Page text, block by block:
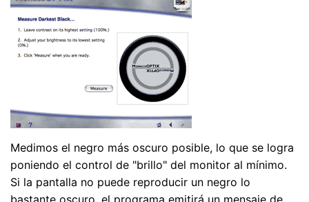
Medimos el negro más oscuro posible, lo que se logra
poniendo el control de "brillo" del monitor al mínimo.
Si la pantalla no puede reproducir un negro lo